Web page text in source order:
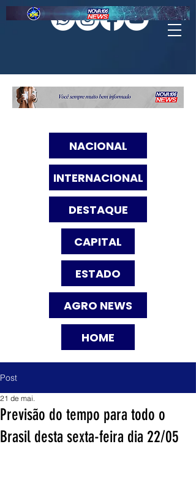
NACIONAL
INTERNACIONAL
DESTAQUE
CAPITAL
ESTADO
AGRO NEWS
HOME
Post
Previsão do tempo para todo o
Brasil desta sexta-feira dia 22/05
21 de mai.